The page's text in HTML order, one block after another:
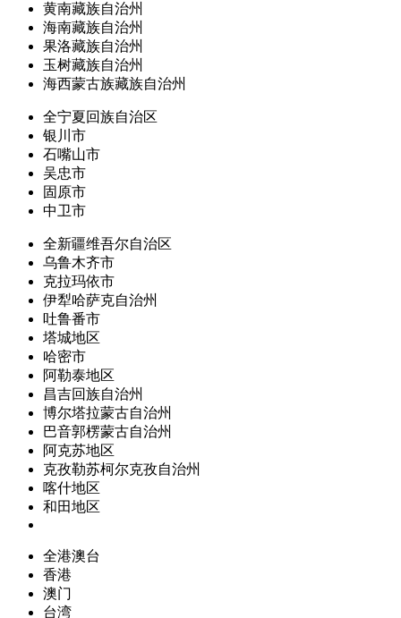
黄南藏族自治州
海南藏族自治州
果洛藏族自治州
玉树藏族自治州
海西蒙古族藏族自治州
全宁夏回族自治区
银川市
石嘴山市
吴忠市
固原市
中卫市
全新疆维吾尔自治区
乌鲁木齐市
克拉玛依市
伊犁哈萨克自治州
吐鲁番市
塔城地区
哈密市
阿勒泰地区
昌吉回族自治州
博尔塔拉蒙古自治州
巴音郭楞蒙古自治州
阿克苏地区
克孜勒苏柯尔克孜自治州
喀什地区
和田地区
全港澳台
香港
澳门
台湾